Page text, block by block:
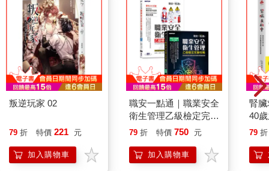
叛逆玩家 02
79 折 特價 221 元
加入購物車
職安一點通｜職業安全
衛生管理乙級檢定完勝
攻略｜2026版(套書)
79 折 特價 750 元
加入購物車
腎
40
就
79 折